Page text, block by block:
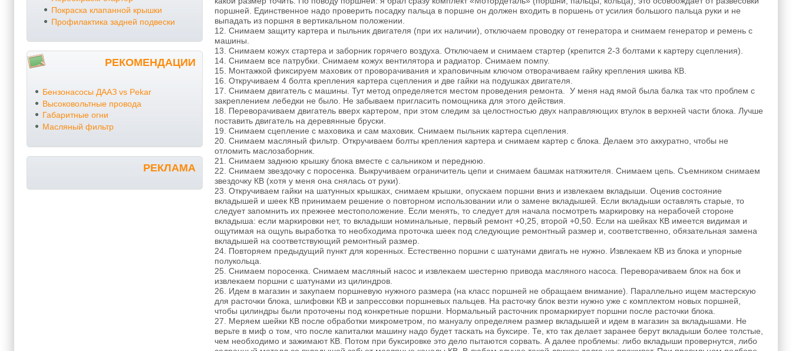
Покраска клапанной крышки
Профилактика задней подвески
РЕКОМЕНДАЦИИ
Бензонасосы ДААЗ vs Pekar
Высоковольтные провода
Габаритные огни
Масляный фильтр
РЕКЛАМА
поршней. Единственное надо проверить посадку пальца в поршне он должен входить в поршень от усилия большого пальца руки и не
выпадать из поршня в вертикальном положении.
12. Снимаем защиту картера и пыльник двигателя (при их наличии), отключаем проводку от генератора и снимаем генератор и ремень с
машины.
13. Снимаем кожух стартера и заборник горячего воздуха. Отключаем и снимаем стартер (крепится 2-3 болтами к картеру сцепления).
14. Снимаем все патрубки. Снимаем кожух вентилятора и радиатор. Снимаем помпу.
15. Монтажкой фиксируем маховик от проворачивания и храповичным ключом отворачиваем гайку крепления шкива КВ.
16. Откручиваем 4 болта крепления картера сцепления и две гайки на подушках двигателя.
17. Снимаем двигатель с машины. Тут метод определяется местом проведения ремонта. У меня над ямой была балка так что проблем с
закреплением лебедки не было. Не забываем пригласить помощника для этого действия.
18. Переворачиваем двигатель вверх картером, при этом следим за целостностью двух направляющих втулок в верхней части блока. Лучше
поставить двигатель на деревянные бруски.
19. Снимаем сцепление с маховика и сам маховик. Снимаем пыльник картера сцепления.
20. Снимаем масляный фильтр. Откручиваем болты крепления картера и снимаем картер с блока. Делаем это аккуратно, чтобы не
отломить маслозаборник.
21. Снимаем заднюю крышку блока вместе с сальником и переднюю.
22. Снимаем звездочку с поросенка. Выкручиваем ограничитель цепи и снимаем башмак натяжителя. Снимаем цепь. Съемником снимаем
звездочку КВ (хотя у меня она снялась от руки).
23. Откручиваем гайки на шатунных крышках, снимаем крышки, опускаем поршни вниз и извлекаем вкладыши. Оценив состояние
вкладышей и шеек КВ принимаем решение о повторном использовании или о замене вкладышей. Если вкладыши оставлять старые, то
следует запомнить их прежнее местоположение. Если менять, то следует для начала посмотреть маркировку на нерабочей стороне
вкладыша: если маркировки нет, то вкладыши номинальные, первый ремонт +0,25, второй +0,50. Если на шейках КВ имеется видимая и
ощутимая на ощупь выработка то необходима проточка шеек под следующие ремонтный размер и, соответственно, обязательная замена
вкладышей на соответствующий ремонтный размер.
24. Повторяем предыдущий пункт для коренных. Естественно поршни с шатунами двигать не нужно. Извлекаем КВ из блока и упорные
полукольца.
25. Снимаем поросенка. Снимаем масляный насос и извлекаем шестерню привода масляного насоса. Переворачиваем блок на бок и
извлекаем поршни с шатунами из цилиндров.
26. Идем в магазин и закупаем поршневую нужного размера (на класс поршней не обращаем внимание). Параллельно ищем мастерскую
для расточки блока, шлифовки КВ и запрессовки поршневых пальцев. На расточку блок везти нужно уже с комплектом новых поршней,
чтобы цилиндры были проточены под конкретные поршни. Нормальный расточник промаркирует поршни после расточки блока.
27. Меряем шейки КВ после обработки микрометром, по мануалу определяем размер вкладышей и идем в магазин за вкладышами. Не
верьте в миф о том, что после капиталки машину надо будет таскать на буксире. Те, кто так делает заранее берут вкладыши более толстые,
чем необходимо и зажимают КВ. Потом при буксировке это дело пытаются сорвать. А далее проблемы: либо вкладыши провернутся, либо